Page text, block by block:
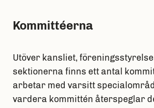
Kommittéerna
Utöver kansliet,
sektionerna finns ett antal
arbetar med varsitt
vardera kommittén återspeglar